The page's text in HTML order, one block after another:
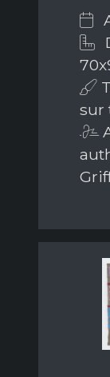
sur